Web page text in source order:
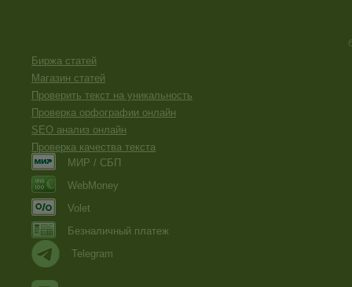
Биржа статей
Магазин статей
Проверить текст на уникальность
Проверка орфографии онлайн
SEO анализ онлайн
Проверка качества текста
МИР / СБП
WebMoney
Volet
Безналичный платеж
Telegram